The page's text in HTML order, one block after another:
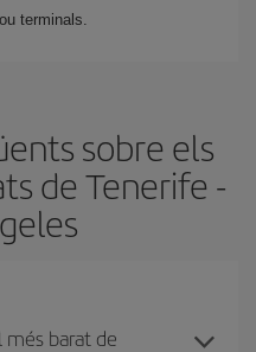
terminals.
sobre els
de Tenerife -
més barat de